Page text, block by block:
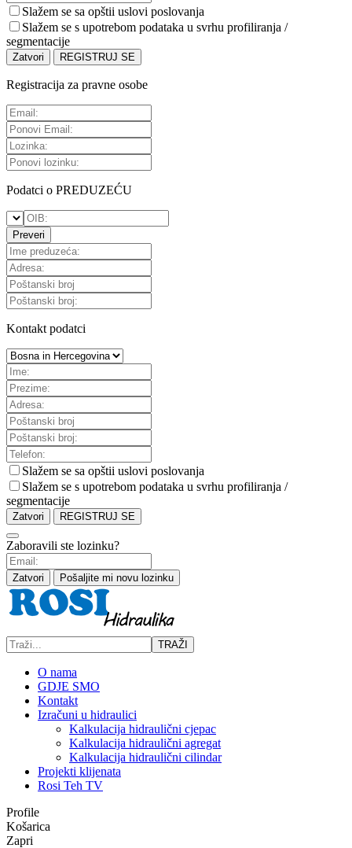
Slažem se sa opštii uslovi poslovanja
Slažem se s upotrebom podataka u svrhu profiliranja /
segmentacije
Zatvori REGISTRUJ SE
Registracija za pravne osobe
Podatci o PREDUZEĆU
Preveri
Kontakt podatci
Slažem se sa opštii uslovi poslovanja
Slažem se s upotrebom podataka u svrhu profiliranja /
segmentacije
Zatvori REGISTRUJ SE
Zaboravili ste lozinku?
Zatvori Pošaljite mi novu lozinku
TRAŽI
O nama
GDJE SMO
Kontakt
Izračuni u hidraulici
Kalkulacija hidraulični cjepac
Kalkulacija hidraulični agregat
Kalkulacija hidraulični cilindar
Projekti klijenata
Rosi Teh TV
Profile
Košarica
Zapri